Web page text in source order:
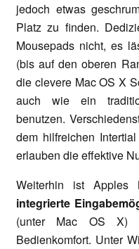
jedoch etwas
Platz zu finden.
Mousepads nicht, es
(bis auf den oberen
die clevere Mac OS X
auch wie ein
benutzen.
dem hilfreichen
erlauben die effektive
Weiterhin ist
integrierte
(unter Mac OS X)
Bedienkomfort. Unter